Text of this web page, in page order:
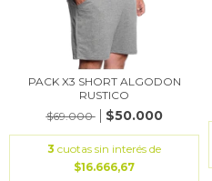
PACK X3 SHORT ALGODON
RUSTICO
$69.000
$50.000
3 cuotas sin interés de
$16.666,67